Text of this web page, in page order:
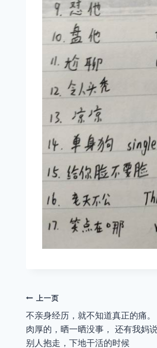
文
章
导
上一页
不亲身经历，就不知道真正的痛
肉厚的，晒一晒没事， 还有我妈
别人抱走，下地干活的时候